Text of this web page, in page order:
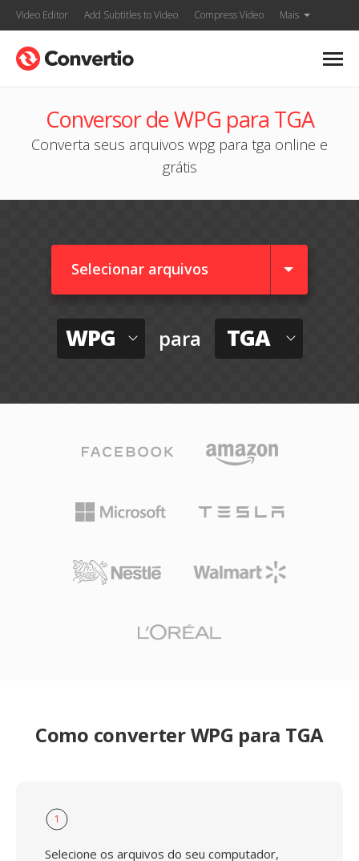
Video Editor Add Subtitles to Video Compress Video Mais
Conversor de WPG para TGA
Converta seus arquivos wpg para tga online e
grátis
Selecionar arquivos
WPG para TGA
Como converter WPG para TGA
1
Selecione os arquivos do seu computador,